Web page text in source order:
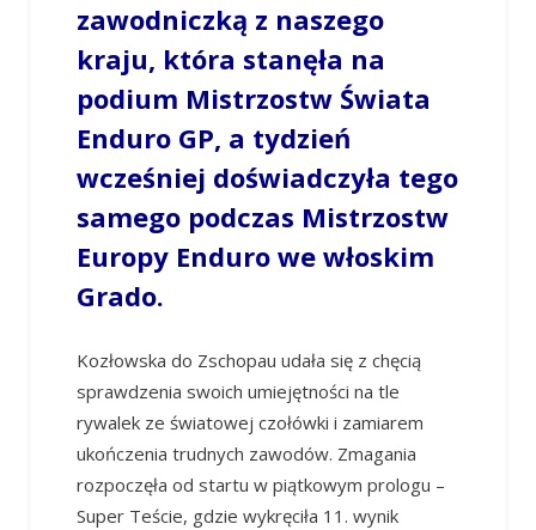
zawodniczką z naszego
kraju, która stanęła na
podium Mistrzostw Świata
Enduro GP, a tydzień
wcześniej doświadczyła tego
samego podczas Mistrzostw
Europy Enduro we włoskim
Grado.
Kozłowska do Zschopau udała się z chęcią
sprawdzenia swoich umiejętności na tle
rywalek ze światowej czołówki i zamiarem
ukończenia trudnych zawodów. Zmagania
rozpoczęła od startu w piątkowym prologu –
Super Teście, gdzie wykręciła 11. wynik